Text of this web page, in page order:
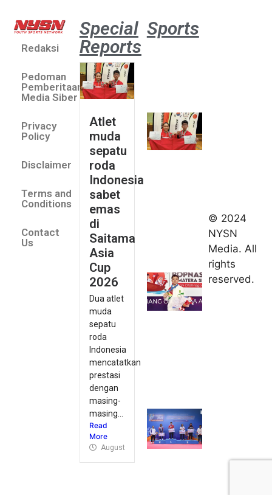
Redaksi
Pedoman
Pemberitaan
Media Siber
Privacy
Policy
Disclaimer
Terms and
Conditions
Contact
Us
Special
Reports
Atlet
muda
sepatu
roda
Indonesia
sabet
emas
di
Saitama
Asia
Cup
2026
Dua atlet
muda
sepatu
roda
Indonesia
mencatatkan
prestasi
dengan
masing-
masing...
Read
More
August 9, 2026
Sports
2026
Indonesia
kirim tiga
lifter
muda ke
Kejuaraan
Perkasa
© 2024
NYSN
Media. All
rights
reserved.